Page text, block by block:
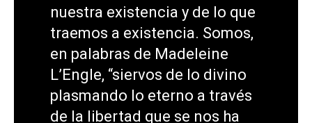
nuestra existencia y de lo que
traemos a existencia. Somos,
en palabras de Madeleine
L’Engle, “siervos de lo divino
plasmando lo eterno a través
de la libertad que se nos ha